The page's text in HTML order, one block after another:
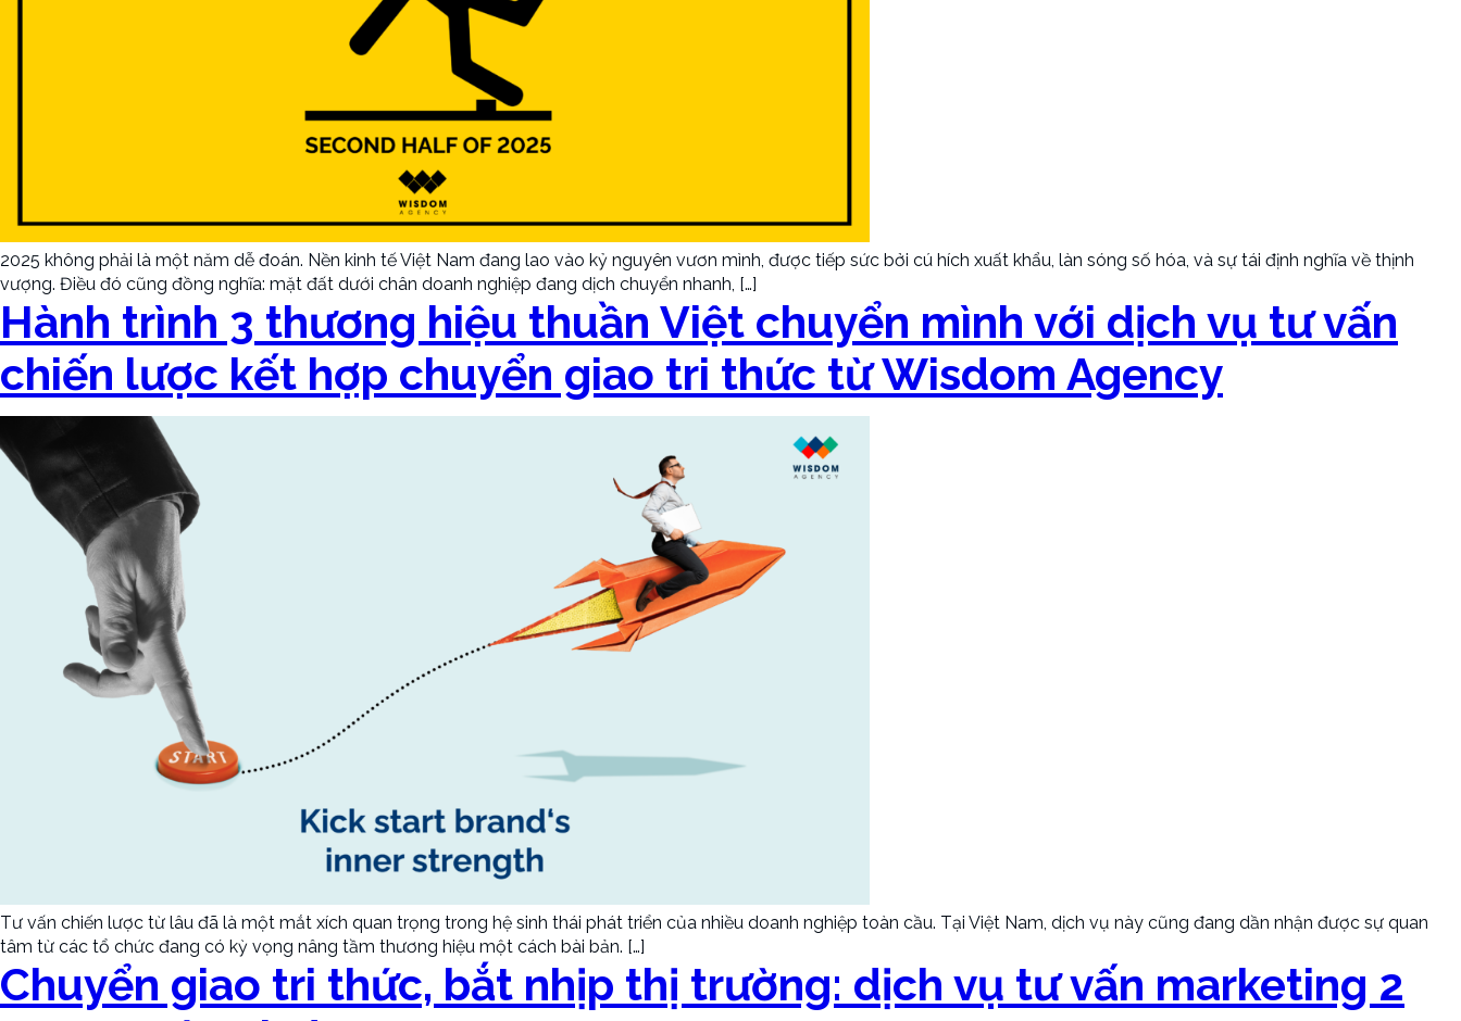
2025 không phải là một năm dễ đoán. Nền kinh tế Việt Nam đang lao vào kỷ nguyên vươn mình, được tiếp sức bởi cú hích xuất khẩu, làn sóng số hóa, và sự tái định nghĩa về thịnh
vượng. Điều đó cũng đồng nghĩa: mặt đất dưới chân doanh nghiệp đang dịch chuyển nhanh, […]
Hành trình 3 thương hiệu thuần Việt chuyển mình với dịch vụ tư vấn
chiến lược kết hợp chuyển giao tri thức từ Wisdom Agency
Tư vấn chiến lược từ lâu đã là một mắt xích quan trọng trong hệ sinh thái phát triển của nhiều doanh nghiệp toàn cầu. Tại Việt Nam, dịch vụ này cũng đang dần nhận được sự quan
tâm từ các tổ chức đang có kỳ vọng nâng tầm thương hiệu một cách bài bản. […]
Chuyển giao tri thức, bắt nhịp thị trường: dịch vụ tư vấn marketing 2